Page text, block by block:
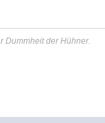
Dummheit der Hühner.